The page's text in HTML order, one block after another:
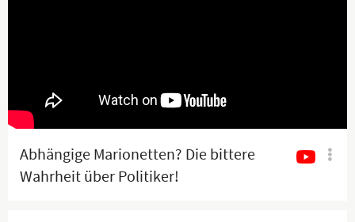
Abhängige Marionetten? Die bittere
Wahrheit über Politiker!